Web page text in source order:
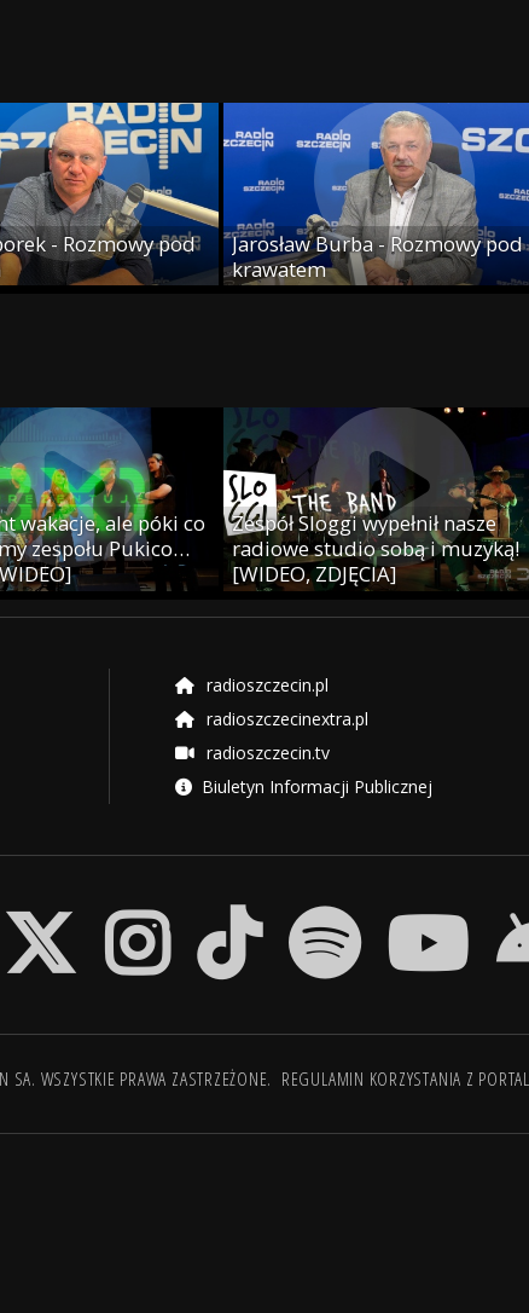
- Rozmowy pod
Jarosław Burba - Rozmowy pod
krawatem
wakacje, ale póki co
zespołu Pukico…
Zespół Sloggi wypełnił nasze
radiowe studio sobą i muzyką!
[WIDEO, ZDJĘCIA]
radioszczecin.pl
radioszczecinextra.pl
radioszczecin.tv
Biuletyn Informacji Publicznej
WSZYSTKIE PRAWA ZASTRZEŻONE. REGULAMIN KORZYSTANIA Z